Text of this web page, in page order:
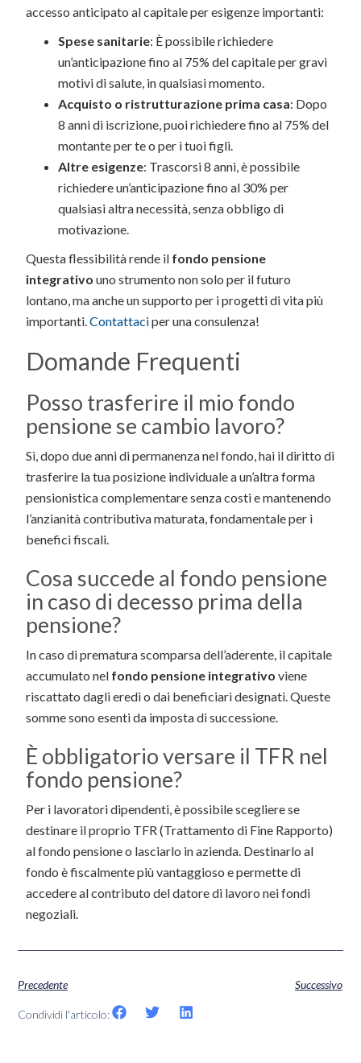
accesso anticipato al capitale per esigenze importanti:
Spese sanitarie: È possibile richiedere
un’anticipazione fino al 75% del capitale per gravi
motivi di salute, in qualsiasi momento.
Acquisto o ristrutturazione prima casa: Dopo
8 anni di iscrizione, puoi richiedere fino al 75% del
montante per te o per i tuoi figli.
Altre esigenze: Trascorsi 8 anni, è possibile
richiedere un’anticipazione fino al 30% per
qualsiasi altra necessità, senza obbligo di
motivazione.
Questa flessibilità rende il fondo pensione
integrativo uno strumento non solo per il futuro
lontano, ma anche un supporto per i progetti di vita più
importanti.Contattaciper una consulenza!
Domande Frequenti
Posso trasferire il mio fondo
pensione se cambio lavoro?
Sì, dopo due anni di permanenza nel fondo, hai il diritto di
trasferire la tua posizione individuale a un’altra forma
pensionistica complementare senza costi e mantenendo
l’anzianità contributiva maturata, fondamentale per i
benefici fiscali.
Cosa succede al fondo pensione
in caso di decesso prima della
pensione?
In caso di prematura scomparsa dell’aderente, il capitale
accumulato nel fondo pensione integrativo viene
riscattato dagli eredi o dai beneficiari designati. Queste
somme sono esenti da imposta di successione.
È obbligatorio versare il TFR nel
fondo pensione?
Per i lavoratori dipendenti, è possibile scegliere se
destinare il proprio TFR (Trattamento di Fine Rapporto)
al fondo pensione o lasciarlo in azienda. Destinarlo al
fondo è fiscalmente più vantaggioso e permette di
accedere al contributo del datore di lavoro nei fondi
negoziali.
Precedente Successivo
Condividi l'articolo: